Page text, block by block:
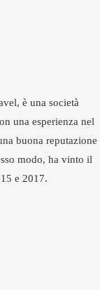
è una società
una esperienza nel
buona reputazione
modo, ha vinto il
e 2017.